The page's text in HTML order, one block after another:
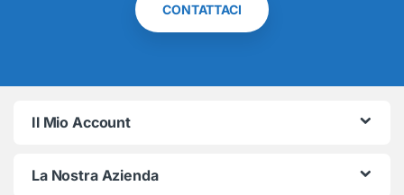
CONTATTACI
Il Mio Account
La Nostra Azienda